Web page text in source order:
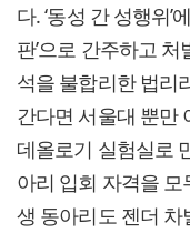
다. ‘동성 간 성행위’
판’으로 간주하고
석을 불합리한 법리
간다면 서울대 뿐만
데올로기 실험실로
아리 입회 자격을
생 동아리도 젠더